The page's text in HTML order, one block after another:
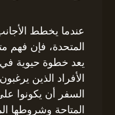
عندما يخطط
المتحدة، فإن فهم
يعد خطوة حيوية
الأفراد الذين
السفر أن يكونوا
المتاحة وشروطها